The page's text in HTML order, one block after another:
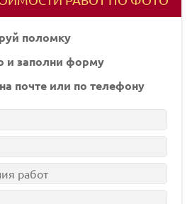
поломку
и заполни форму
почте или по телефону